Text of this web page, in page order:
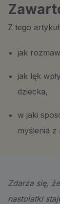
Z tego
jak
jak lęk
dziecka,
w jaki
myślenia z
Zdarza się,
nastolatki